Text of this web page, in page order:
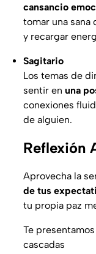
cansancio
tomar una sana
y recargar
Sagitario
Los temas de
sentir en una
conexiones
de alguien.
Reflexión
Aprovecha la
de tus
tu propia paz
Te
cascadas